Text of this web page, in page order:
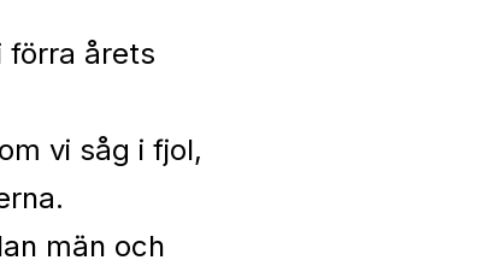
förra årets
vi såg i fjol,
män och